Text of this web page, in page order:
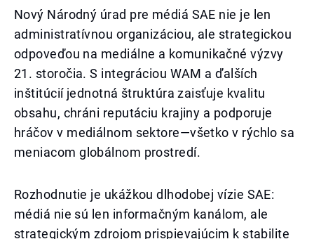
Nový Národný úrad pre médiá SAE nie je len
administratívnou organizáciou, ale strategickou
odpoveďou na mediálne a komunikačné výzvy
21. storočia. S integráciou WAM a ďalších
inštitúcií jednotná štruktúra zaisťuje kvalitu
obsahu, chráni reputáciu krajiny a podporuje
hráčov v mediálnom sektore—všetko v rýchlo sa
meniacom globálnom prostredí.
Rozhodnutie je ukážkou dlhodobej vízie SAE:
médiá nie sú len informačným kanálom, ale
strategickým zdrojom prispievajúcim k stabilite